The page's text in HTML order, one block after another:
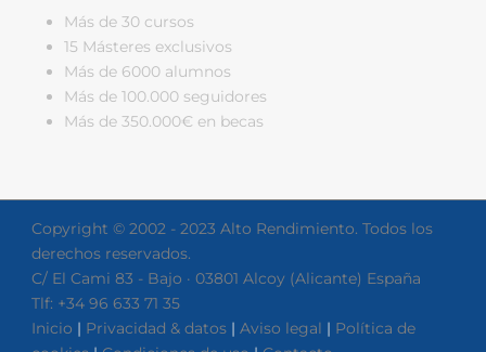
Más de 30 cursos
15 Másteres exclusivos
Más de 6000 alumnos
Más de 100.000 seguidores
Más de 350.000€ en becas
Copyright © 2002 - 2023 Alto Rendimiento. Todos los
derechos reservados.
C/ El Cami 83 - Bajo · 03801 Alcoy (Alicante) España
Tlf: +34 96 633 71 35
Inicio | Privacidad & datos | Aviso legal | Política de